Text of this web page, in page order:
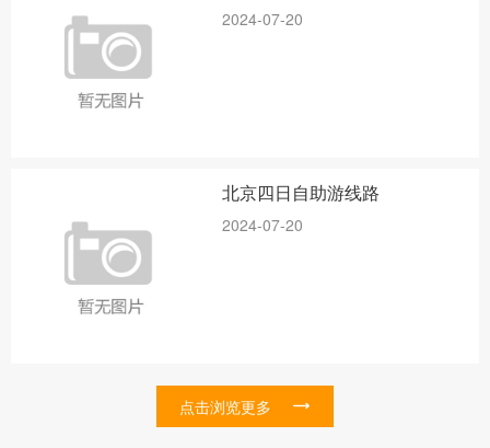
2024-07-20
北京四日自助游线路
2024-07-20
点击浏览更多